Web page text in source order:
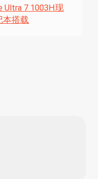
Ultra 7 1003H现
本搭载